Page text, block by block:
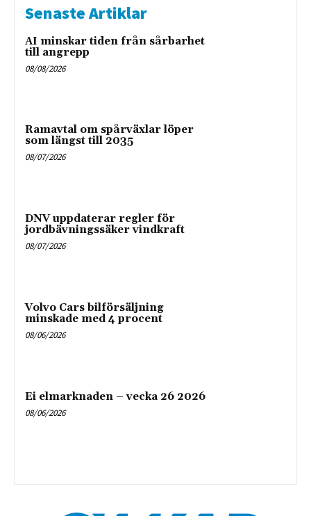
Senaste Artiklar
AI minskar tiden från sårbarhet
till angrepp
08/08/2026
Ramavtal om spårväxlar löper
som längst till 2035
08/07/2026
DNV uppdaterar regler för
jordbävningssäker vindkraft
08/07/2026
Volvo Cars bilförsäljning
minskade med 4 procent
08/06/2026
Ei elmarknaden – vecka 26 2026
08/06/2026